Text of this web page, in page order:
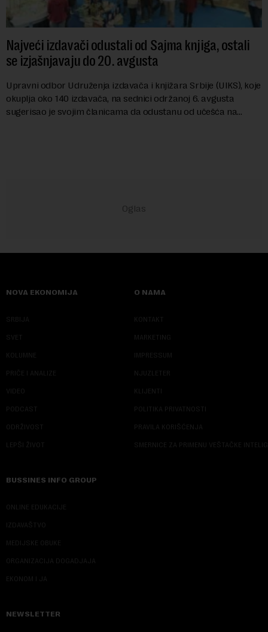
Najveći izdavači odustali od Sajma knjiga, ostali
se izjašnjavaju do 20. avgusta
Upravni odbor Udruženja izdavača i knjižara Srbije (UIKS), koje
okuplja oko 140 izdavača, na sednici održanoj 6. avgusta
sugerisao je svojim članicama da odustanu od učešća na
NOVA EKONOMIJA
SRBIJA
SVET
KOLUMNE
PRIČE I ANALIZE
VIDEO
PODCAST
ODRŽIVOST
LEPŠI ŽIVOT
O NAMA
KONTAKT
MARKETING
IMPRESSUM
NJUZLETER
KLIJENTI
POLITIKA PRIVATNOSTI
PRAVILA KORIŠĆENJA
SMERNICE ZA PRIMENU VEŠTAČKE
BUSSINES INFO GROUP
ONLINE EDUKACIJE
IZDAVAŠTVO
MEDIJSKE OBUKE
ORGANIZACIJA DOGADJAJA
EKONOM I JA
NEWSLETTER